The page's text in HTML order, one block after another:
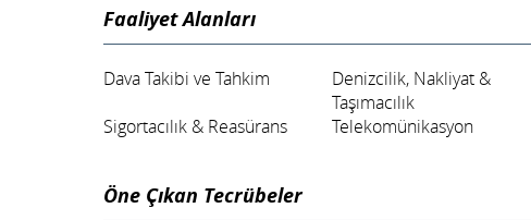
Faaliyet Alanları
Dava Takibi ve Tahkim
Denizcilik, Nakliyat &
Taşımacılık
Sigortacılık & Reasürans
Telekomünikasyon
Öne Çıkan Tecrübeler